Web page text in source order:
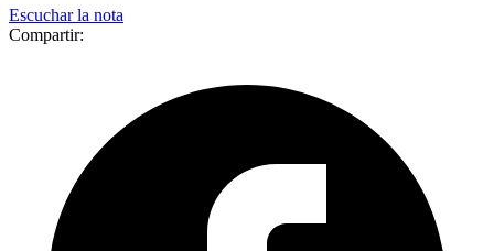
Escuchar la nota
Compartir: